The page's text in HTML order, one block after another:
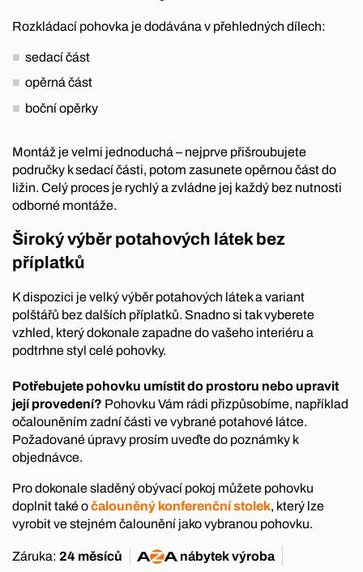
Rozkládací pohovka je dodávána v přehledných dílech:
sedací část
opěrná část
boční opěrky
Montáž je velmi jednoduchá – nejprve přišroubujete
područky k sedací části, potom zasunete opěrnou část do
ližin. Celý proces je rychlý a zvládne jej každý bez nutnosti
odborné montáže.
Široký výběr potahových látek bez
příplatků
K dispozici je velký výběr potahových látek a variant
polštářů bez dalších příplatků. Snadno si tak vyberete
vzhled, který dokonale zapadne do vašeho interiéru a
podtrhne styl celé pohovky.
Potřebujete pohovku umístit do prostoru nebo upravit
její provedení? Pohovku Vám rádi přizpůsobíme, například
očalouněním zadní části ve vybrané potahové látce.
Požadované úpravy prosím uveďte do poznámky k
objednávce.
Pro dokonale sladěný obývací pokoj můžete pohovku
doplnit také očalouněný konferenční stolek, který lze
vyrobit ve stejném čalounění jako vybranou pohovku.
Záruka: 24 měsíců nábytekvýroba